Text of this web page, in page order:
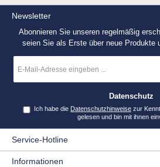
Newsletter
Abonnieren Sie unseren regelmäßig
seien Sie als Erste über neue Produkte
Mail-
*
Datenschutz
Ich habe die Datenschutzhinweisezur
gelesen und bin mit ihnen
Service-Hotline
Informationen